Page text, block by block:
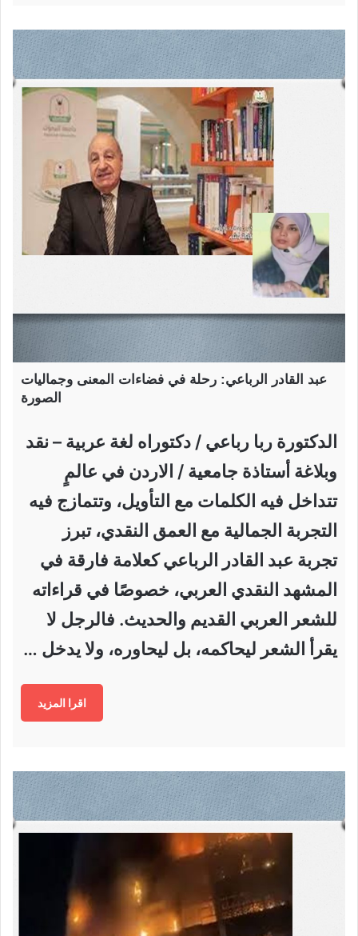
عبد القادر الرباعي: رحلة في فضاءات المعنى وجماليات
الصورة
الدكتورة ربا رباعي / دكتوراه لغة عربية – نقد
وبلاغة أستاذة جامعية / الاردن في عالمٍ
تتداخل فيه الكلمات مع التأويل، وتتمازج فيه
التجربة الجمالية مع العمق النقدي، تبرز
تجربة عبد القادر الرباعي كعلامة فارقة في
المشهد النقدي العربي، خصوصًا في قراءاته
للشعر العربي القديم والحديث. فالرجل لا
يقرأ الشعر ليحاكمه، بل ليحاوره، ولا يدخل …
اقرا المزيد